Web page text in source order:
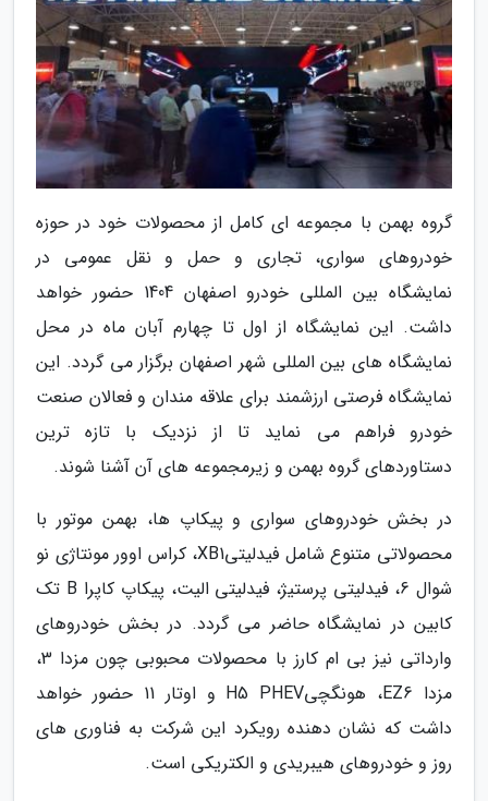
گروه بهمن با مجموعه ای کامل از محصولات خود در حوزه
خودروهای سواری، تجاری و حمل و نقل عمومی در
نمایشگاه بین المللی خودرو اصفهان 1404 حضور خواهد
داشت. این نمایشگاه از اول تا چهارم آبان ماه در محل
نمایشگاه های بین المللی شهر اصفهان برگزار می گردد. این
نمایشگاه فرصتی ارزشمند برای علاقه مندان و فعالان صنعت
خودرو فراهم می نماید تا از نزدیک با تازه ترین
دستاوردهای گروه بهمن و زیرمجموعه های آن آشنا شوند.
در بخش خودروهای سواری و پیکاپ ها، بهمن موتور با
محصولاتی متنوع شامل فیدلیتیXB1، کراس اوور مونتاژی نو
شوال 6، فیدلیتی پرستیژ، فیدلیتی الیت، پیکاپ کاپرا B تک
کابین در نمایشگاه حاضر می گردد. در بخش خودروهای
وارداتی نیز بی ام کارز با محصولات محبوبی چون مزدا 3،
مزدا EZ6، هونگچیH5 PHEV و اوتار 11 حضور خواهد
داشت که نشان دهنده رویکرد این شرکت به فناوری های
روز و خودروهای هیبریدی و الکتریکی است.